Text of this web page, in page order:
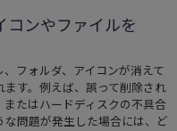
コンやファイルを
フォルダ、アイコンが消えて
す。例えば、誤って削除され
たはハードディスクの不具合
問題が発生した場合には、ど